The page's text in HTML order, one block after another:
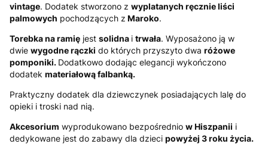
vintage. Dodatek stworzono z wyplatanych ręcznie liści
palmowych pochodzących z Maroko.
Torebka na ramię jest solidna i trwała. Wyposażono ją w
dwie wygodne rączki do których przyszyto dwa różowe
pomponiki. Dodatkowo dodając elegancji wykończono
dodatek materiałową falbanką.
Praktyczny dodatek dla dziewczynek posiadających lalę do
opieki i troski nad nią.
Akcesorium wyprodukowano bezpośrednio w Hiszpanii i
dedykowane jest do zabawy dla dzieci powyżej 3 roku życia.